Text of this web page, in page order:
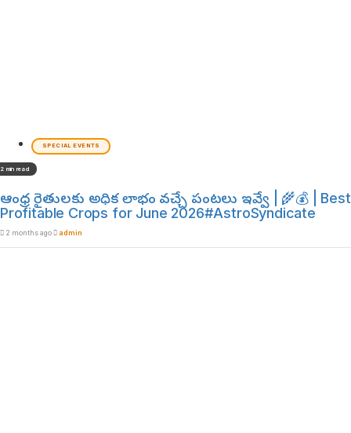
SPECIAL EVENTS
2 min read
ఆంధ్ర రైతులకు అధిక లాభం వచ్చే పంటలు ఇవ్వే | 🌾💰 | Best
Profitable Crops for June 2026#AstroSyndicate
2 months ago admin